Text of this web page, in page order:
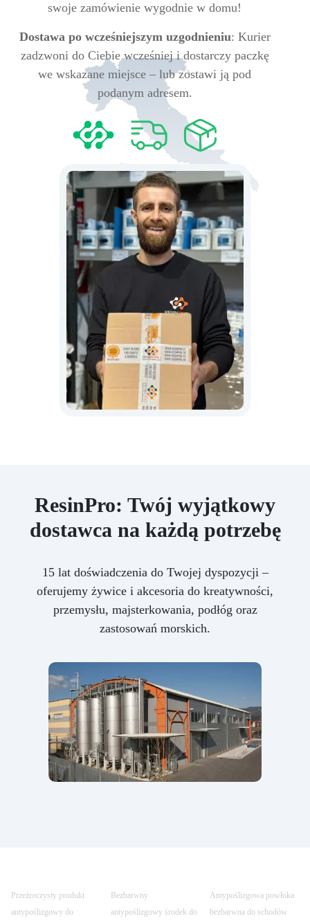
swoje zamówienie wygodnie w domu!
Dostawa po wcześniejszym uzgodnieniu: Kurier
zadzwoni do Ciebie wcześniej i dostarczy paczkę
we wskazane miejsce – lub zostawi ją pod
podanym adresem.
ResinPro: Twój wyjątkowy
dostawca na każdą potrzebę
15 lat doświadczenia do Twojej dyspozycji –
oferujemy żywice i akcesoria do kreatywności,
przemysłu, majsterkowania, podłóg oraz
zastosowań morskich.
Przeźroczysty produkt
antypoślizgowy do
Bezbarwny
antypoślizgowy środek do
Antypoślizgowa powłoka
bezbarwna do schodów